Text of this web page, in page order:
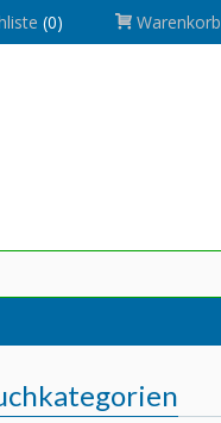
(0) Warenkorb